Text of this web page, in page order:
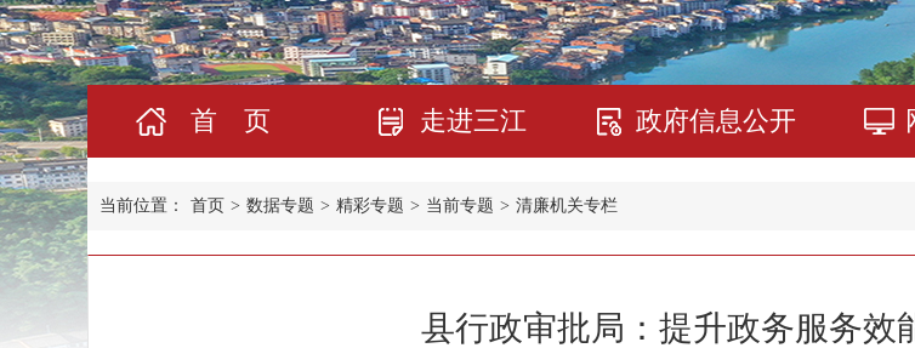
首 页 走进三江 政府信息公开
当前位置： 首页 > 数据专题 > 精彩专题 > 当前专题 > 清廉机关专栏
县行政审批局：提升政务服务效